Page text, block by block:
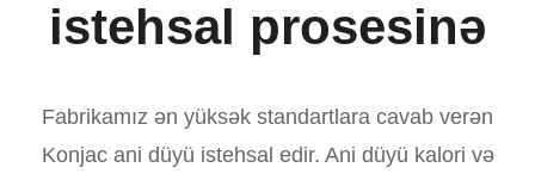
istehsal prosesinə
Fabrikamız ən yüksək standartlara cavab verən
Konjac ani düyü istehsal edir. Ani düyü kalori və